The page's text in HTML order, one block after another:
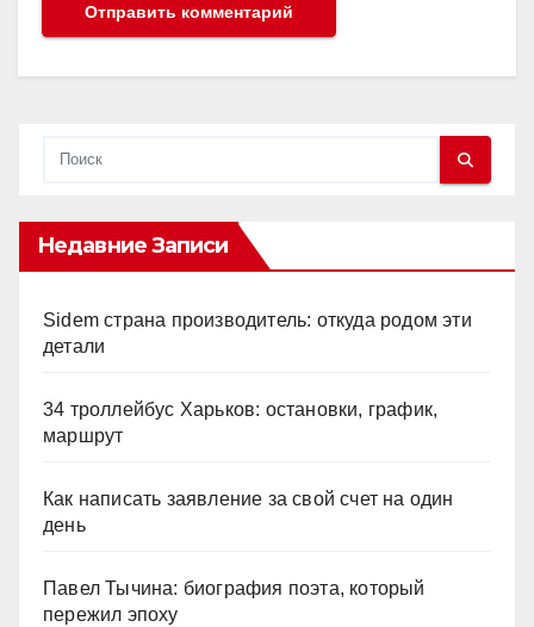
Недавние Записи
Sidem страна производитель: откуда родом эти
детали
34 троллейбус Харьков: остановки, график,
маршрут
Как написать заявление за свой счет на один
день
Павел Тычина: биография поэта, который
пережил эпоху